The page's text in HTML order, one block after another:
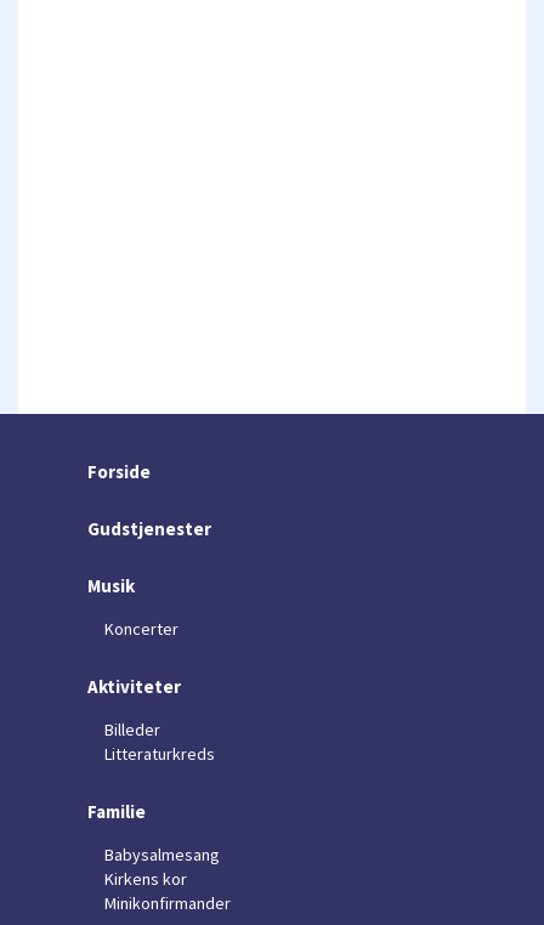
Forside
Gudstjenester
Musik
Koncerter
Aktiviteter
Billeder
Litteraturkreds
Familie
Babysalmesang
Kirkens kor
Minikonfirmander